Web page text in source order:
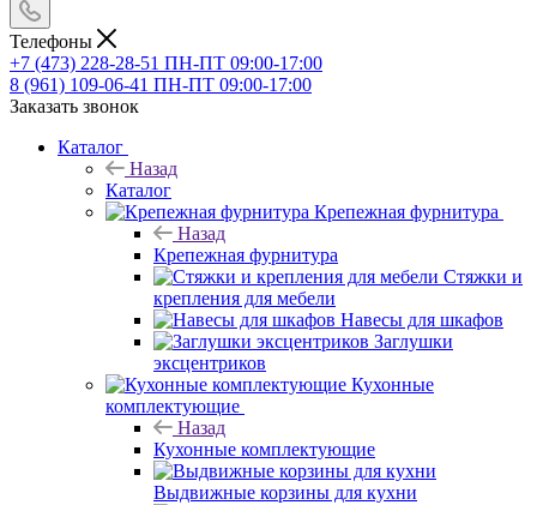
Телефоны
+7 (473) 228-28-51 ПН-ПТ 09:00-17:00
8 (961) 109-06-41 ПН-ПТ 09:00-17:00
Заказать звонок
Каталог
Назад
Каталог
Крепежная фурнитура
Назад
Крепежная фурнитура
Стяжки и
крепления для мебели
Навесы для шкафов
Заглушки
эксцентриков
Кухонные
комплектующие
Назад
Кухонные комплектующие
Выдвижные корзины для кухни